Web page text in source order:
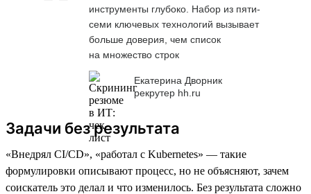
инструменты глубоко. Набор из пяти-
семи ключевых технологий вызывает
больше доверия, чем список
на множество строк
Екатерина Дворник
рекрутер hh.ru
Задачи без результата
«Внедрял CI/CD», «работал с Kubernetes» — такие
формулировки описывают процесс, но не объясняют, зачем
соискатель это делал и что изменилось. Без результата сложно